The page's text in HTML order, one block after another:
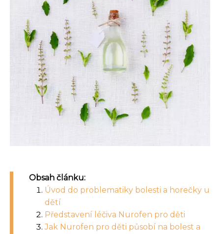
Obsah článku:
Úvod do problematiky bolesti a horečky u
dětí
Představení léčiva Nurofen pro děti
Jak Nurofen pro děti působí na bolest a